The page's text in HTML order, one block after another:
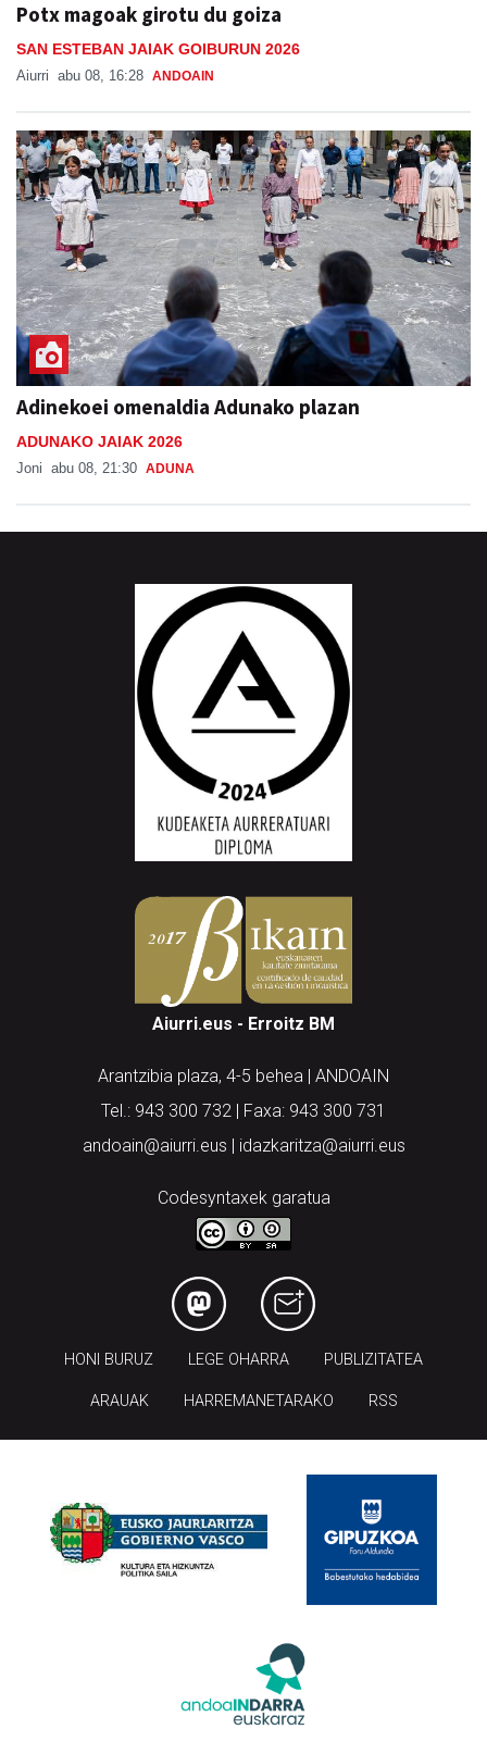
Potx magoak girotu du goiza
SAN ESTEBAN JAIAK GOIBURUN 2026
Aiurri abu 08, 16:28 ANDOAIN
Adinekoei omenaldia Adunako plazan
ADUNAKO JAIAK 2026
Joni abu 08, 21:30 ADUNA
Aiurri.eus - Erroitz BM
Arantzibia plaza, 4-5 behea | ANDOAIN
Tel.: 943 300 732 | Faxa: 943 300 731
andoain@aiurri.eus | idazkaritza@aiurri.eus
Codesyntaxek garatua
HONI BURUZ LEGE OHARRA PUBLIZITATEA
ARAUAK HARREMANETARAKO RSS